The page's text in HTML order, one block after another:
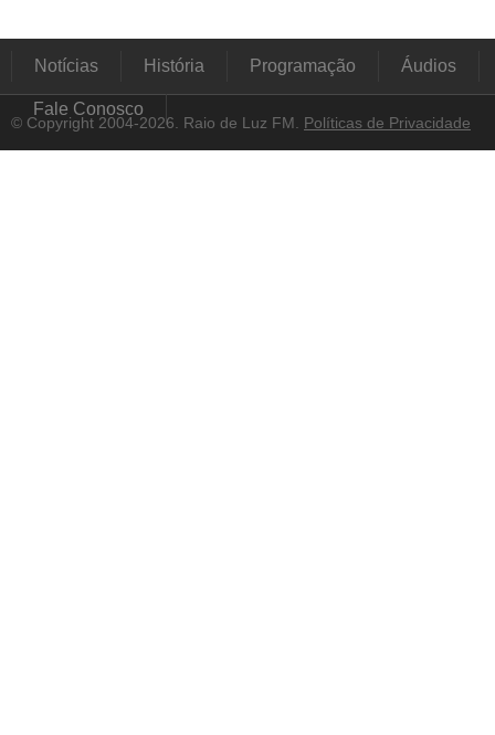
Notícias História Programação Áudios
Fale Conosco
© Copyright 2004-2026. Raio de Luz FM. Políticas de Privacidade